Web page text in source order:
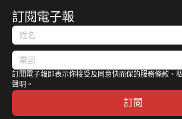
訂閱電子報
訂閱電子報即表示你接受及同意快而保的服務條款、
聲明。
訂閱